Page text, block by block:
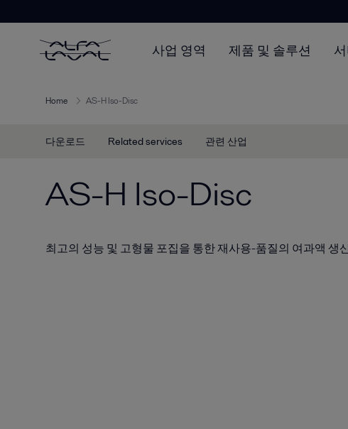
사업 영역 제품 및 솔루션
Home AS-H Iso-Disc
다운로드 Related services 관련 산업
AS-H Iso-Disc
최고의 성능 및 고형물 포집을 통한 재사용-품질의 여과액 생